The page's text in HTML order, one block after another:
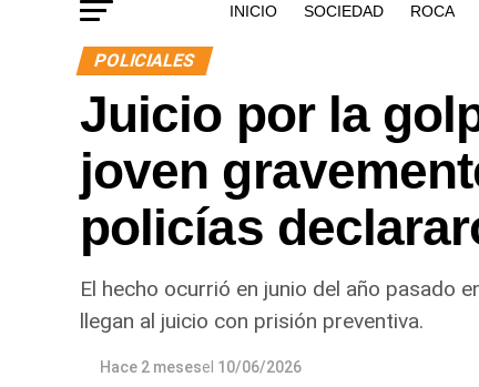
INICIO SOCIEDAD ROCA
POLICIALES
Juicio por la
joven
policías
El hecho ocurrió en junio del año pasado
llegan al juicio con prisión preventiva.
Hace 2 mesesel 10/06/2026